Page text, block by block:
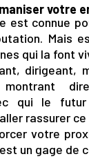
votre
est connue
Mais
qui la font
dirigeant,
qui le
rassurer ce
votre
un gage de